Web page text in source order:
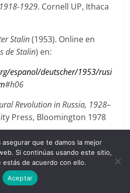
1929. Cornell UP, Ithaca
Stalin (1953). Online en
de Stalin) en:
espanol/deutscher/1953/rusi
#h06
Revolution in Russia, 1928–
Press, Bloomington 1978
and human behavior in
NY 1987 Josephson P R,
Union, 1917-1927».
369
asegurar que te damos la mejor
Si continúas usando este sitio,
estás de acuerdo con ello.
Aceptar